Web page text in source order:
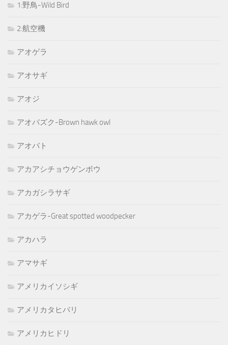
1:野鳥-Wild Bird
2:航空機
アオゲラ
アオサギ
アオジ
アオバズク-Brown hawk owl
アオバト
アカアシチョウゲンボウ
アカガシラサギ
アカゲラ-Great spotted woodpecker
アカハラ
アマサギ
アメリカイソシギ
アメリカタヒバリ
アメリカヒドリ